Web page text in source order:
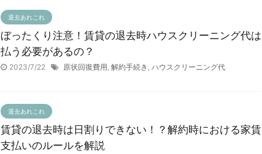
退去あれこれ
ぼったくり注意！賃貸の退去時ハウスクリーニング代は
払う必要があるの？
2023/7/22 原状回復費用, 解約手続き , ハウスクリーニング代
退去あれこれ
賃貸の退去時は日割りできない！？解約時における家賃
支払いのルールを解説